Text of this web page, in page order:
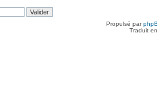
Propulsé par
Traduit